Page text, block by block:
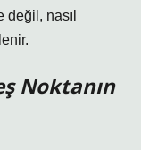
değil, nasıl
Noktanın